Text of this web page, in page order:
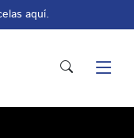
aquí.